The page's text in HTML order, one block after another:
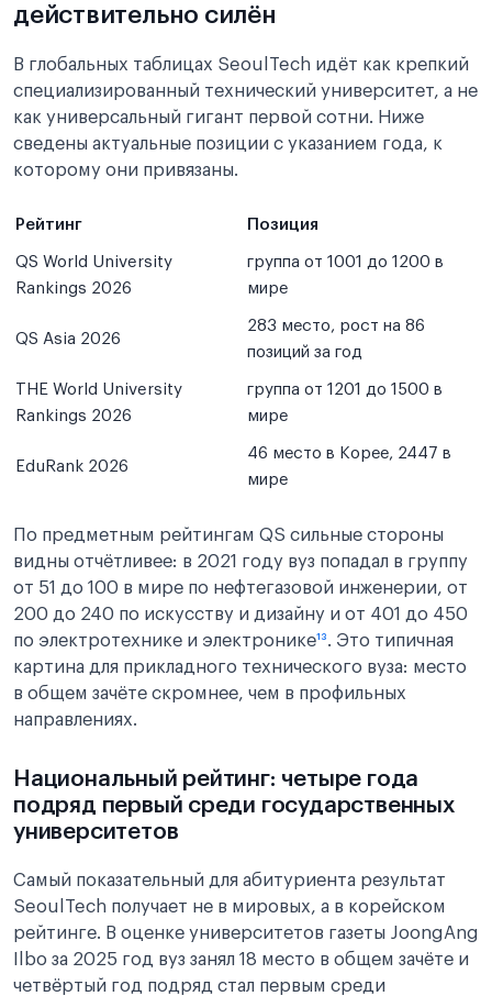
действительно силён
В глобальных таблицах SeoulTech идёт как крепкий
специализированный технический университет, а не
как универсальный гигант первой сотни. Ниже
сведены актуальные позиции с указанием года, к
которому они привязаны.
Рейтинг Позиция
QS World University
Rankings 2026
группа от 1001 до 1200 в
мире
QS Asia 2026
283 место, рост на 86
позиций за год
THE World University
Rankings 2026
группа от 1201 до 1500 в
мире
EduRank 2026
46 место в Корее, 2447 в
мире
По предметным рейтингам QS сильные стороны
видны отчётливее: в 2021 году вуз попадал в группу
от 51 до 100 в мире по нефтегазовой инженерии, от
200 до 240 по искусству и дизайну и от 401 до 450
по электротехнике и электронике¹³. Это типичная
картина для прикладного технического вуза: место
в общем зачёте скромнее, чем в профильных
направлениях.
Национальный рейтинг: четыре года
подряд первый среди государственных
университетов
Самый показательный для абитуриента результат
SeoulTech получает не в мировых, а в корейском
рейтинге. В оценке университетов газеты JoongAng
Ilbo за 2025 год вуз занял 18 место в общем зачёте и
четвёртый год подряд стал первым среди